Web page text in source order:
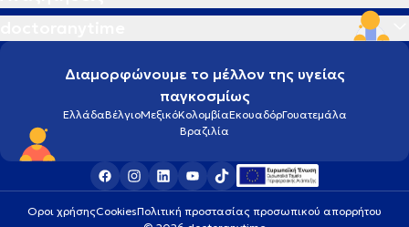
Διαμορφώνουμε το μέλλον της υγείας
παγκοσμίως
ΕλλάδαΒέλγιοΜεξικόΚολομβίαΕκουαδόρΓουατεμάλα
Βραζιλία
Οροι χρήσηςCookiesΠολιτική προστασίας προσωπικού απορρήτου